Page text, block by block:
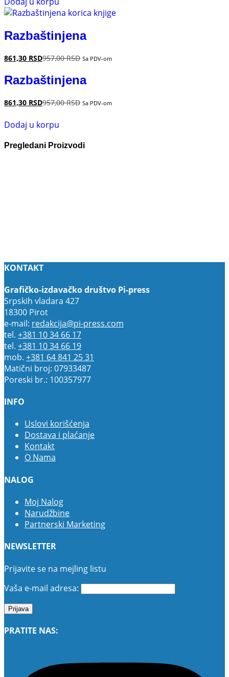
Razbaštinjena
861,30 RSD957,00RSD Sa PDV-om
Razbaštinjena
861,30 RSD957,00RSD Sa PDV-om
Dodaj u korpu
Pregledani Proizvodi
KONTAKT
Grafičko-izdavačko društvo Pi-press
Srpskih vladara 427
18300 Pirot
e-mail: redakcija@pi-press.com
tel. +381 10 34 66 17
tel. +381 10 34 66 19
mob. +381 64 841 25 31
Matični broj: 07933487
Poreski br.: 100357977
INFO
Uslovi korišćenja
Dostava i plaćanje
Kontakt
O Nama
NALOG
Moj Nalog
Narudžbine
Partnerski Marketing
NEWSLETTER
Prijavite se na mejling listu
Vaša e-mail adresa:
PRATITE NAS: